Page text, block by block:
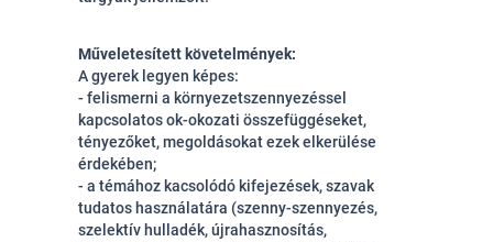
Műveletesített követelmények:
A gyerek legyen képes:
- felismerni a környezetszennyezéssel
kapcsolatos ok-okozati összefüggéseket,
tényezőket, megoldásokat ezek elkerülése
érdekében;
- a témához kacsolódó kifejezések, szavak
tudatos használatára (szenny-szennyezés,
szelektív hulladék, újrahasznosítás,